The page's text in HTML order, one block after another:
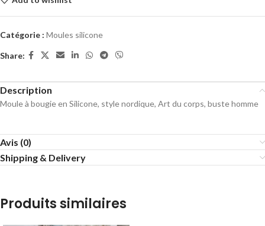
Catégorie : Moules silicone
Share:
Description
Moule à bougie en Silicone, style nordique, Art du corps, buste homme
Avis (0)
Shipping & Delivery
Produits similaires